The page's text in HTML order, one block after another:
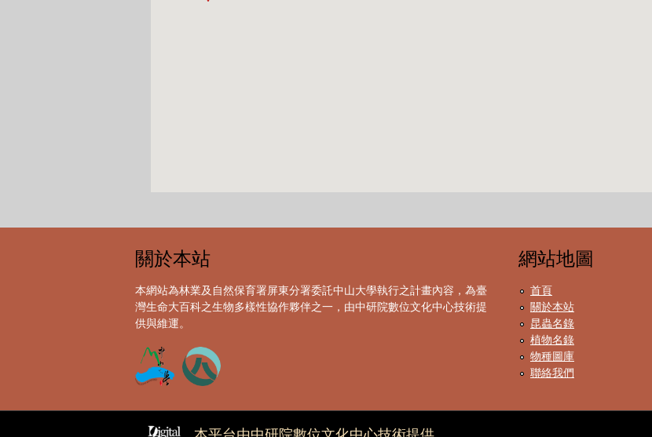
關於本站
本網站為林業及自然保育署屏東分署委託中山大學執行之計畫內容，為臺
灣生命大百科之生物多樣性協作夥伴之一，由中研院數位文化中心技術提
供與維運。
網站地圖
首頁
關於本站
昆蟲名錄
植物名錄
物種圖庫
聯絡我們